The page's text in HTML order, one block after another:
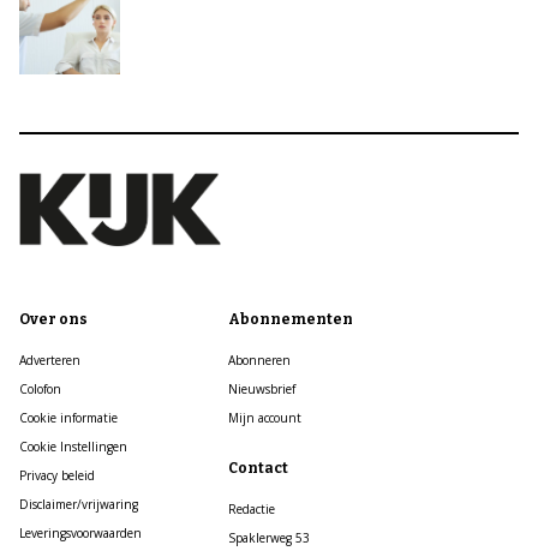
Over ons
Adverteren
Colofon
Cookie informatie
Cookie Instellingen
Privacy beleid
Disclaimer/vrijwaring
Leveringsvoorwaarden
Abonnementen
Abonneren
Nieuwsbrief
Mijn account
Contact
Redactie
Spaklerweg 53